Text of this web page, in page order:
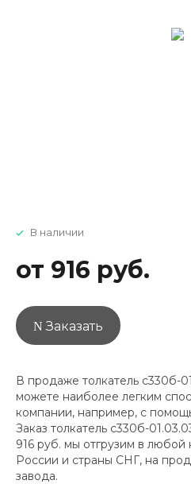
В наличии
от 916 руб.
Заказать
В продаже толкатель с330б-
можете наиболее легким
компании, например, с
Заказ толкатель с330б-
916 руб. мы отгрузим в любой
России и страны СНГ, на
завода.